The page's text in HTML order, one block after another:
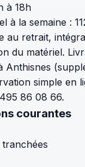
à 18h
à la semaine :
au retrait,
du matériel.
Anthisnes
simple en
86 08 66.
courantes